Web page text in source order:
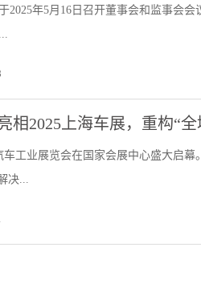
2025年5月16日召开董事会和监事会
2025上海车展，重构“全
工业展览会在国家会展中心盛大启
决...